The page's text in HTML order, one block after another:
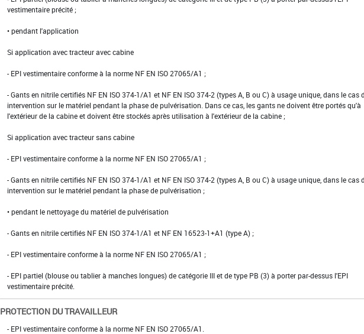
vestimentaire précité ;
• pendant l'application
Si application avec tracteur avec cabine
- EPI vestimentaire conforme à la norme NF EN ISO 27065/A1 ;
- Gants en nitrile certifiés NF EN ISO 374-1/A1 et NF EN ISO 374-2 (types A, B ou C) à usage unique, dans le cas
intervention sur le matériel pendant la phase de pulvérisation. Dans ce cas, les gants ne doivent être portés qu'à
l'extérieur de la cabine et doivent être stockés après utilisation à l'extérieur de la cabine ;
Si application avec tracteur sans cabine
- EPI vestimentaire conforme à la norme NF EN ISO 27065/A1 ;
- Gants en nitrile certifiés NF EN ISO 374-1/A1 et NF EN ISO 374-2 (types A, B ou C) à usage unique, dans le cas
intervention sur le matériel pendant la phase de pulvérisation ;
• pendant le nettoyage du matériel de pulvérisation
- Gants en nitrile certifiés NF EN ISO 374-1/A1 et NF EN 16523-1+A1 (type A) ;
- EPI vestimentaire conforme à la norme NF EN ISO 27065/A1 ;
- EPI partiel (blouse ou tablier à manches longues) de catégorie III et de type PB (3) à porter par-dessus l'EPI
vestimentaire précité.
PROTECTION DU TRAVAILLEUR
- EPI vestimentaire conforme à la norme NF EN ISO 27065/A1.